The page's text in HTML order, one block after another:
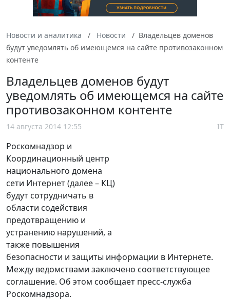
Новости и аналитика Новости
Владельцев доменов
будут уведомлять об имеющемся на сайте противозаконном
контенте
Владельцев доменов будут
уведомлять об имеющемся на сайте
противозаконном контенте
14 августа 2014 12:55 IT
Роскомнадзор и
Координационный центр
национального домена
сети Интернет (далее – КЦ)
будут сотрудничать в
области содействия
предотвращению и
устранению нарушений, а
также повышения
безопасности и защиты информации в Интернете.
Между ведомствами заключено соответствующее
соглашение. Об этом сообщает пресс-служба
Роскомнадзора.